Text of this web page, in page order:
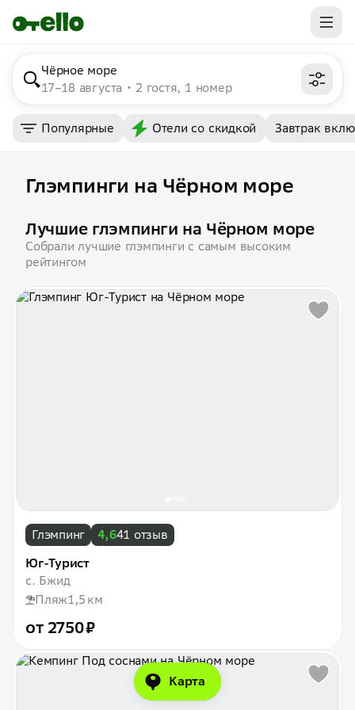
Чёрное море
17–18 августа
2 гостя, 1 номер
Популярные Отели со скидкой Завтрак
Глэмпинги на Чёрном море
Лучшие глэмпинги на Чёрном море
Собрали лучшие глэмпинги с самым высоким
рейтингом
Глэмпинг 4,641 отзыв
Юг-Турист
с. Бжид
Пляж1,5 км
от 2750 ₽
Карта